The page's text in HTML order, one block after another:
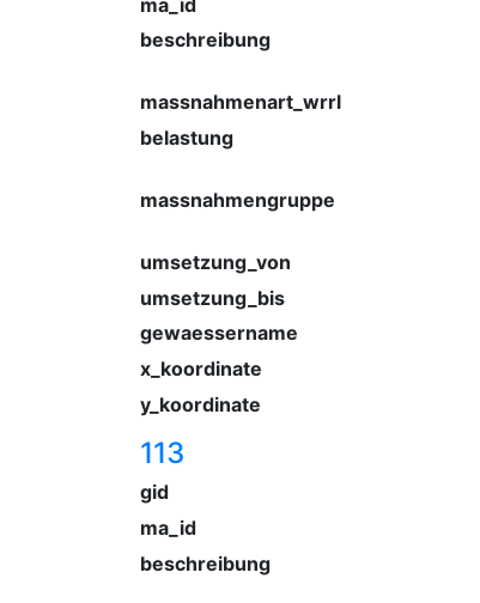
beschreibung
massnahmenart_wrrl
belastung
massnahmengruppe
umsetzung_von
umsetzung_bis
gewaessername
x_koordinate
y_koordinate
113
gid
ma_id
beschreibung